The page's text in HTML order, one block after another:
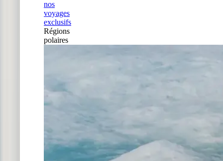
nos
voyages
exclusifs
Régions
polaires